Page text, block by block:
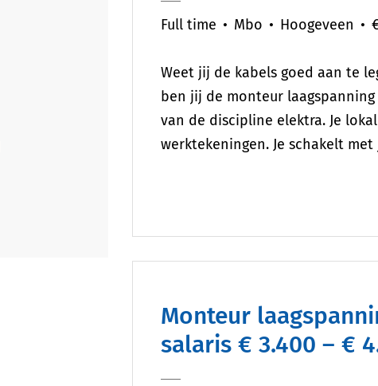
Full time Mbo Hoogeveen
Weet jij de kabels goed aan te
ben jij de monteur
van de discipline elektra. Je
werktekeningen. Je schakelt
Monteur laagspanning I Energietechniek I Regio Groningen I
salaris € 3.400 – €